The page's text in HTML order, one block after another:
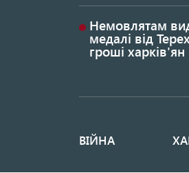
Немовлятам
медалі від
гроші харків'ян
Основная
ВІЙНА